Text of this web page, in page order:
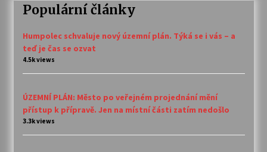
Populární články
Humpolec schvaluje nový územní plán. Týká se i vás – a
teď je čas se ozvat
4.5k views
ÚZEMNÍ PLÁN: Město po veřejném projednání mění
přístup k přípravě. Jen na místní části zatím nedošlo
3.3k views